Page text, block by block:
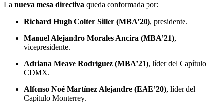
La nueva mesa directiva queda conformada por:
Richard Hugh Colter Siller (MBA’20), presidente.
Manuel Alejandro Morales Ancira (MBA’21),
vicepresidente.
Adriana Meave Rodríguez (MBA’21), líder del Capítulo
CDMX.
Alfonso Noé Martínez Alejandre (EAE’20), líder del
Capítulo Monterrey.